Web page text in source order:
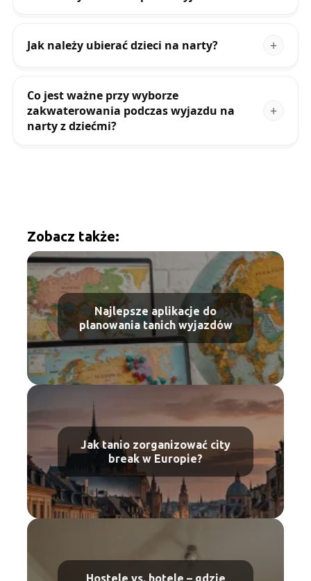
Jak należy ubierać dzieci na narty?
Co jest ważne przy wyborze
zakwaterowania podczas wyjazdu na
narty z dziećmi?
Zobacz także:
Najlepsze aplikacje do
planowania tanich wyjazdów
Jak tanio zorganizować city
break w Europie?
Hostele vs. hotele – gdzie